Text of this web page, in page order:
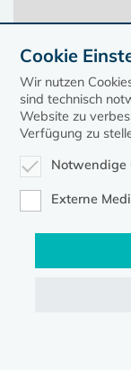
Diese
Evangelische
Cookie
Wir nutzen
sind technisch
Website zu
Verfügung zu
Notwendige
Externe